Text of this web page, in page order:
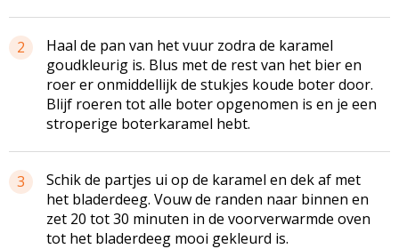
2
Haal de pan van het vuur zodra de karamel
goudkleurig is. Blus met de rest van het bier en
roer er onmiddellijk de stukjes koude boter door.
Blijf roeren tot alle boter opgenomen is en je een
stroperige boterkaramel hebt.
3
Schik de partjes ui op de karamel en dek af met
het bladerdeeg. Vouw de randen naar binnen en
zet 20 tot 30 minuten in de voorverwarmde oven
tot het bladerdeeg mooi gekleurd is.